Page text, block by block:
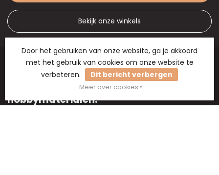
Bekijk onze winkels
B2B Flowers BV - Groothandel in
droogbloemen, bloemisterij artikelen en
hobbymaterialen.
Door het gebruiken van onze website, ga je akkoord
met het gebruik van cookies om onze website te
verbeteren.
Dit bericht verbergen
Meer over cookies »